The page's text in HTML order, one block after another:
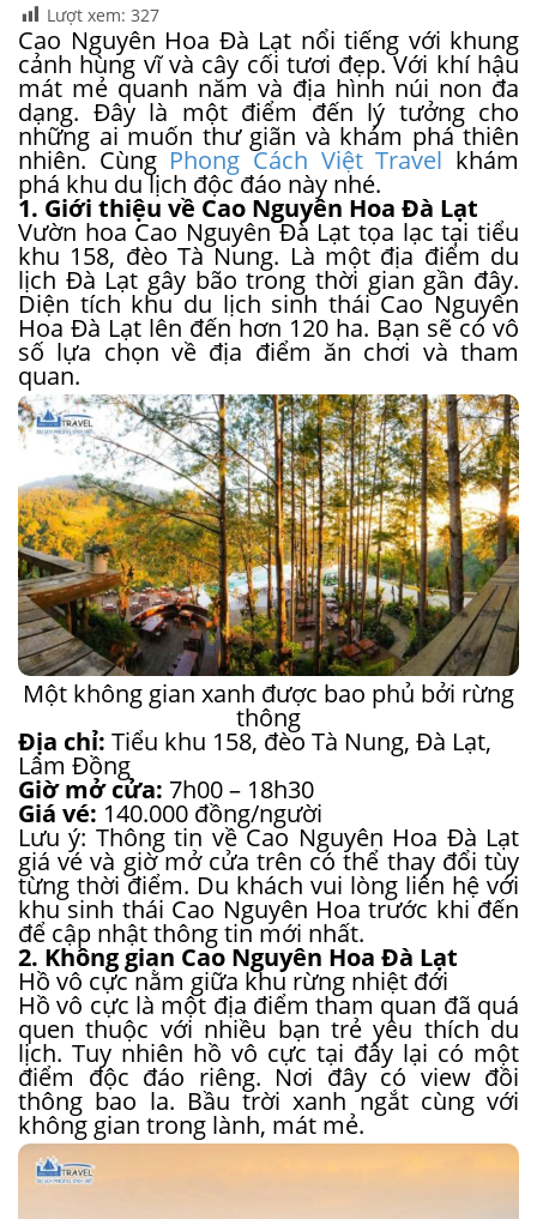
Lượt xem: 327
Cao Nguyên Hoa Đà Lạt nổi tiếng với khung
cảnh hùng vĩ và cây cối tươi đẹp. Với khí hậu
mát mẻ quanh năm và địa hình núi non đa
dạng. Đây là một điểm đến lý tưởng cho
những ai muốn thư giãn và khám phá thiên
nhiên. Cùng Phong Cách Việt Travel khám
phá khu du lịch độc đáo này nhé.
1. Giới thiệu về Cao Nguyên Hoa Đà Lạt
Vườn hoa Cao Nguyên Đà Lạt tọa lạc tại tiểu
khu 158, đèo Tà Nung. Là một địa điểm du
lịch Đà Lạt gây bão trong thời gian gần đây.
Diện tích khu du lịch sinh thái Cao Nguyên
Hoa Đà Lạt lên đến hơn 120 ha. Bạn sẽ có vô
số lựa chọn về địa điểm ăn chơi và tham
quan.
Một không gian xanh được bao phủ bởi rừng
thông
Địa chỉ: Tiểu khu 158, đèo Tà Nung, Đà Lạt,
Lâm Đồng
Giờ mở cửa: 7h00 – 18h30
Giá vé: 140.000 đồng/người
Lưu ý: Thông tin về Cao Nguyên Hoa Đà Lạt
giá vé và giờ mở cửa trên có thể thay đổi tùy
từng thời điểm. Du khách vui lòng liên hệ với
khu sinh thái Cao Nguyên Hoa trước khi đến
để cập nhật thông tin mới nhất.
2. Không gian Cao Nguyên Hoa Đà Lạt
Hồ vô cực nằm giữa khu rừng nhiệt đới
Hồ vô cực là một địa điểm tham quan đã quá
quen thuộc với nhiều bạn trẻ yêu thích du
lịch. Tuy nhiên hồ vô cực tại đây lại có một
điểm độc đáo riêng. Nơi đây có view đồi
thông bao la. Bầu trời xanh ngắt cùng với
không gian trong lành, mát mẻ.